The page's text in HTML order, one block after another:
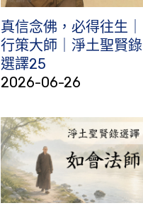
真信念佛，必得往生｜
行策大師｜淨土聖賢錄
選譯25
2026-06-26